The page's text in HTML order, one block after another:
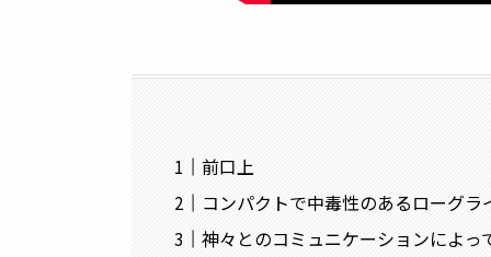
前口上
コンパクトで中毒性のあるローグラ
神々とのコミュニケーションによっ